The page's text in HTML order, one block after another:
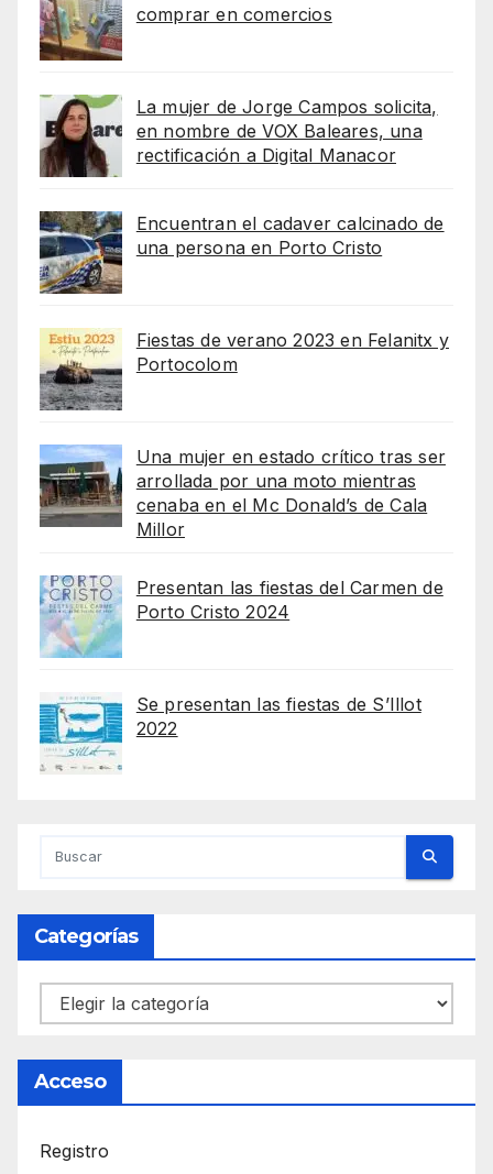
comprar en comercios
La mujer de Jorge Campos solicita,
en nombre de VOX Baleares, una
rectificación a Digital Manacor
Encuentran el cadaver calcinado de
una persona en Porto Cristo
Fiestas de verano 2023 en Felanitx y
Portocolom
Una mujer en estado crítico tras ser
arrollada por una moto mientras
cenaba en el Mc Donald’s de Cala
Millor
Presentan las fiestas del Carmen de
Porto Cristo 2024
Se presentan las fiestas de S’Illot
2022
Categorías
Categorías
Acceso
Registro